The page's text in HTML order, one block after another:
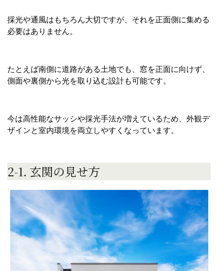
採光や通風はもちろん大切ですが、それを正面側に集める
必要はありません。
たとえば南側に道路がある土地でも、窓を正面に向けず、
側面や裏側から光を取り込む設計も可能です。
今は高性能なサッシや採光手法が増えているため、外観デ
ザインと室内環境を両立しやすくなっています。
2-1. 玄関の見せ方